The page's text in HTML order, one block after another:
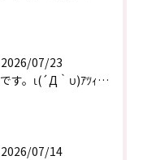
2026/07/23
夏です。ι(´Д｀υ)ｱﾂｨｰ！！
2026/07/14